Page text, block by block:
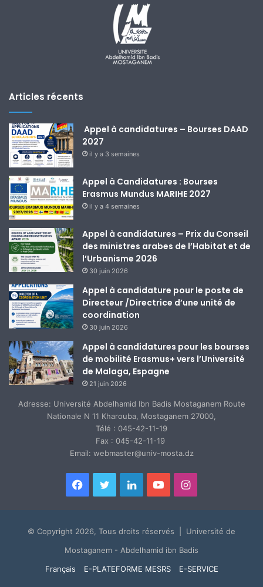
Articles récents
Appel à candidatures – Bourses DAAD
2027
il y a 3 semaines
Appel à Candidatures : Bourses
Erasmus Mundus MARIHE 2027
il y a 4 semaines
Appel à candidatures – Prix du Conseil
des ministres arabes de l’Habitat et de
l’Urbanisme 2026
30 juin 2026
Appel à candidature pour le poste de
Directeur /Directrice d’une unité de
coordination
30 juin 2026
Appel à candidatures pour les bourses
de mobilité Erasmus+ vers l’Université
de Malaga, Espagne
21 juin 2026
Adresse: Université Abdelhamid Ibn Badis Mostaganem Route
Nationale N 11 Kharouba, Mostaganem 27000,
Télé : 045-42-11-19
Fax : 045-42-11-19
Email: webmaster@univ-mosta.dz
Facebook
TwitterLinkedinYouTubeInstagram
© Copyright 2026, Tous droits réservés | Université de
Mostaganem - Abdelhamid ibn Badis
Français
E-PLATEFORME MESRS E-SERVICE